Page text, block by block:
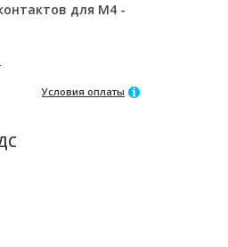
для M4 -
Условия оплаты